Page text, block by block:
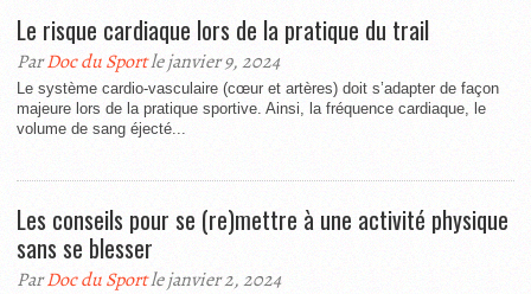
Le risque cardiaque lors de la pratique du trail
ParDoc du Sportle janvier 9, 2024
Le système cardio-vasculaire (cœur et artères) doit s’adapter de façon
majeure lors de la pratique sportive. Ainsi, la fréquence cardiaque, le
volume de sang éjecté...
Les conseils pour se (re)mettre à une activité physique
sans se blesser
ParDoc du Sportle janvier 2, 2024